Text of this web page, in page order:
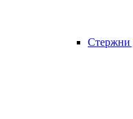
Стержни